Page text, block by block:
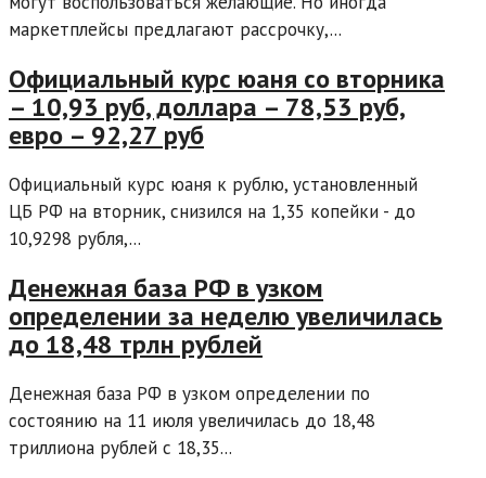
маркетплейсы предлагают рассрочку,...
Официальный курс юаня со вторника
– 10,93 руб, доллара – 78,53 руб,
евро – 92,27 руб
Официальный курс юаня к рублю, установленный
ЦБ РФ на вторник, снизился на 1,35 копейки - до
10,9298 рубля,...
Денежная база РФ в узком
определении за неделю увеличилась
до 18,48 трлн рублей
Денежная база РФ в узком определении по
состоянию на 11 июля увеличилась до 18,48
триллиона рублей с 18,35...